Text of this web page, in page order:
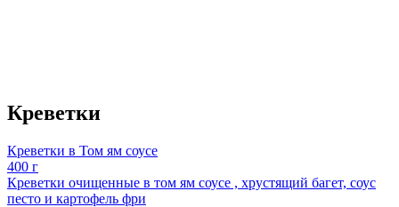
Креветки
Креветки в Том ям соусе
400 г
Креветки очищенные в том ям соусе , хрустящий багет, соус
песто и картофель фри